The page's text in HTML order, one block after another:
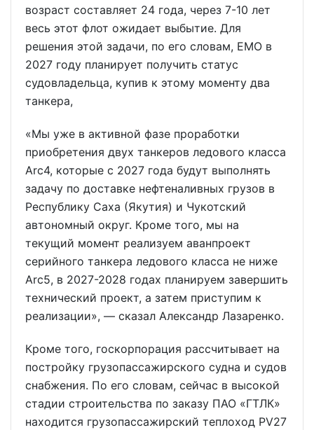
возраст составляет 24 года, через 7-10 лет
весь этот флот ожидает выбытие. Для
решения этой задачи, по его словам, ЕМО в
2027 году планирует получить статус
судовладельца, купив к этому моменту два
танкера,
«Мы уже в активной фазе проработки
приобретения двух танкеров ледового класса
Arc4, которые с 2027 года будут выполнять
задачу по доставке нефтеналивных грузов в
Республику Саха (Якутия) и Чукотский
автономный округ. Кроме того, мы на
текущий момент реализуем аванпроект
серийного танкера ледового класса не ниже
Arc5, в 2027-2028 годах планируем завершить
технический проект, а затем приступим к
реализации», — сказал Александр Лазаренко.
Кроме того, госкорпорация рассчитывает на
постройку грузопассажирского судна и судов
снабжения. По его словам, сейчас в высокой
стадии строительства по заказу ПАО «ГТЛК»
находится грузопассажирский теплоход PV27